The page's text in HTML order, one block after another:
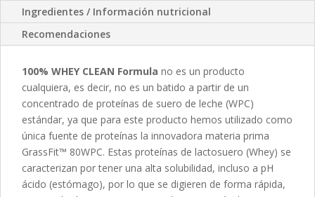
Ingredientes / Información nutricional
Recomendaciones
100% WHEY CLEAN Formula no es un producto
cualquiera, es decir, no es un batido a partir de un
concentrado de proteínas de suero de leche (WPC)
estándar, ya que para este producto hemos utilizado como
única fuente de proteínas la innovadora materia prima
GrassFit™ 80WPC. Estas proteínas de lactosuero (Whey) se
caracterizan por tener una alta solubilidad, incluso a pH
ácido (estómago), por lo que se digieren de forma rápida,